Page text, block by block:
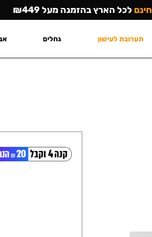
חינם לכל הארץ בהזמנה מעל ₪449
תערובת לעישון גחלים